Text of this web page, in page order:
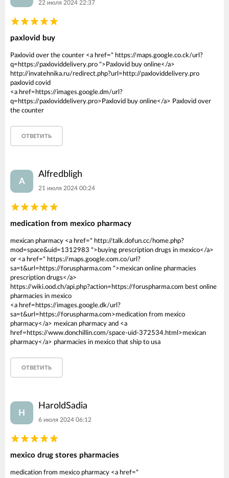
22 июля 2024 22:37
paxlovid buy
Paxlovid over the counter <a href=" https://maps.google.co.ck/url?
q=https://paxloviddelivery.pro ">Paxlovid buy online</a>
http://invatehnika.ru/redirect.php?url=http://paxloviddelivery.pro
paxlovid covid
<a href=https://images.google.dm/url?
q=https://paxloviddelivery.pro>Paxlovid buy online</a> Paxlovid over
the counter
ОТВЕТИТЬ
A
Alfredbligh
21 июля 2024 00:24
medication from mexico pharmacy
mexican pharmacy <a href=" http://talk.dofun.cc/home.php?
mod=space&uid=1312983 ">buying prescription drugs in mexico</a>
or <a href=" https://maps.google.com.co/url?
sa=t&url=https://foruspharma.com ">mexican online pharmacies
prescription drugs</a>
https://wiki.ood.ch/api.php?action=https://foruspharma.com best online
pharmacies in mexico
<a href=https://images.google.dk/url?
sa=t&url=https://foruspharma.com>medication from mexico
pharmacy</a> mexican pharmacy and <a
href=https://www.donchillin.com/space-uid-372534.html>mexican
pharmacy</a> pharmacies in mexico that ship to usa
ОТВЕТИТЬ
H
HaroldSadia
6 июля 2024 06:12
mexico drug stores pharmacies
medication from mexico pharmacy <a href="